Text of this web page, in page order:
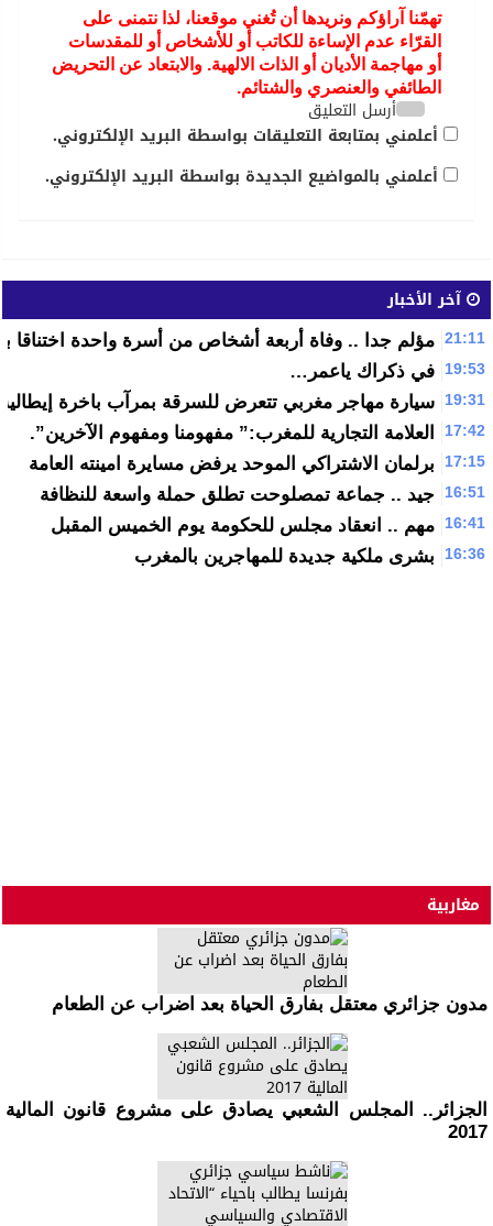
تهمّنا آراؤكم ونريدها أن تُغني موقعنا، لذا نتمنى على
القرّاء عدم الإساءة للكاتب أو للأشخاص أو للمقدسات
أو مهاجمة الأديان أو الذات الالهية. والابتعاد عن التحريض
الطائفي والعنصري والشتائم.
أرسل التعليق
أعلمني بمتابعة التعليقات بواسطة البريد الإلكتروني.
أعلمني بالمواضيع الجديدة بواسطة البريد الإلكتروني.
آخر الأخبار
21:11 مؤلم جدا .. وفاة أربعة أشخاص من أسرة واحدة اختناقا
19:53 في ذكراك ياعمر…
19:31 سيارة مهاجر مغربي تتعرض للسرقة بمرآب باخرة إيطالية
17:42 العلامة التجارية للمغرب:” مفهومنا ومفهوم الآخرين”.
17:15 برلمان الاشتراكي الموحد يرفض مسايرة امينته العامة
16:51 جيد .. جماعة تمصلوحت تطلق حملة واسعة للنظافة
16:41 مهم .. انعقاد مجلس للحكومة يوم الخميس المقبل
16:36 بشرى ملكية جديدة للمهاجرين بالمغرب
مغاربية
مدون جزائري معتقل بفارق الحياة بعد اضراب عن الطعام
الجزائر.. المجلس الشعبي يصادق على مشروع قانون المالية
2017